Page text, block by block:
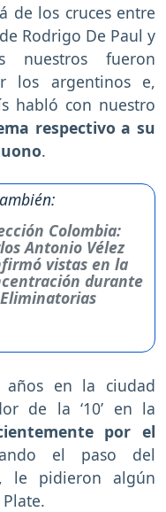
de los cruces entre
Rodrigo De Paul y
nuestros fueron
los argentinos e,
habló con nuestro
respectivo a su
.
Colombia:
Antonio Vélez
vistas en la
durante
años en la ciudad
de la ‘10’ en la
por el
el paso del
le pidieron algún
Plate.